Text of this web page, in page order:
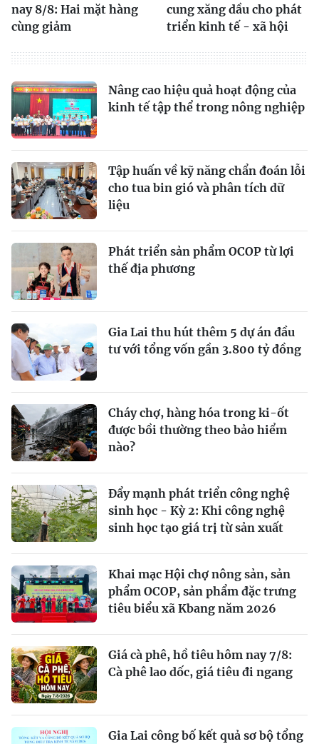
nay 8/8: Hai mặt hàng
cùng giảm
cung xăng dầu cho phát
triển kinh tế - xã hội
Nâng cao hiệu quả hoạt động của
kinh tế tập thể trong nông nghiệp
Tập huấn về kỹ năng chẩn đoán lỗi
cho tua bin gió và phân tích dữ
liệu
Phát triển sản phẩm OCOP từ lợi
thế địa phương
Gia Lai thu hút thêm 5 dự án đầu
tư với tổng vốn gần 3.800 tỷ đồng
Cháy chợ, hàng hóa trong ki-ốt
được bồi thường theo bảo hiểm
nào?
Đẩy mạnh phát triển công nghệ
sinh học - Kỳ 2: Khi công nghệ
sinh học tạo giá trị từ sản xuất
Khai mạc Hội chợ nông sản, sản
phẩm OCOP, sản phẩm đặc trưng
tiêu biểu xã Kbang năm 2026
Giá cà phê, hồ tiêu hôm nay 7/8:
Cà phê lao dốc, giá tiêu đi ngang
Gia Lai công bố kết quả sơ bộ tổng